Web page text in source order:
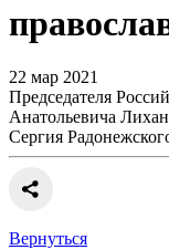
22 мар 2021
Председателя
Анатольевича
Сергия
Вернуться